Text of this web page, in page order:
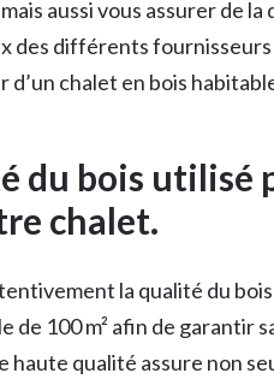
aussi vous assurer de
des différents
chalet en bois
du bois utilisé
chalet.
la qualité du
de 100 m² afin de garantir
haute qualité assure non